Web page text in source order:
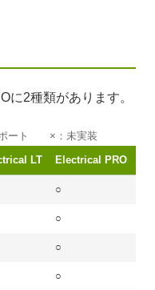
に2種類があります。
ート ×：未実装
LT Electrical PRO
○
○
○
○